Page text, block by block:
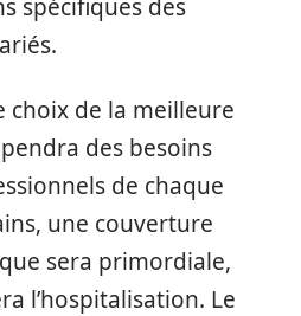
spécifiques des
choix de la meilleure
des besoins
de chaque
une couverture
sera primordiale,
l’hospitalisation. Le